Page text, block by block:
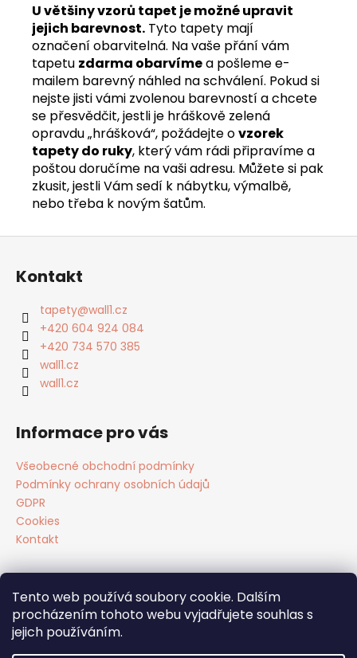
Tento web používá soubory cookie. Dalším
procházením tohoto webu vyjadřujete souhlas s
jejich používáním.
U většiny vzorů tapet je možné upravit
jejich barevnost. Tyto tapety mají
označení obarvitelná. Na vaše přání vám
tapetu zdarma obarvímea pošleme e-
mailem barevný náhled na schválení. Pokud si
nejste jisti vámi zvolenou barevností a chcete
se přesvědčit, jestli je hráškově zelená
opravdu „hrášková“, požádejte ovzorek
tapety do ruky, který vám rádi připravíme a
poštou doručíme na vaši adresu. Můžete si pak
zkusit, jestli Vám sedí k nábytku, výmalbě,
nebo třeba k novým šatům.
Z
Kontakt
tapety@wall1.cz
+420 604 924 084
+420 734 570 385
wall1.cz
wall1.cz
Informace pro vás
Všeobecné obchodní podmínky
Podmínky ochrany osobních údajů
GDPR
Cookies
Kontakt
Facebook